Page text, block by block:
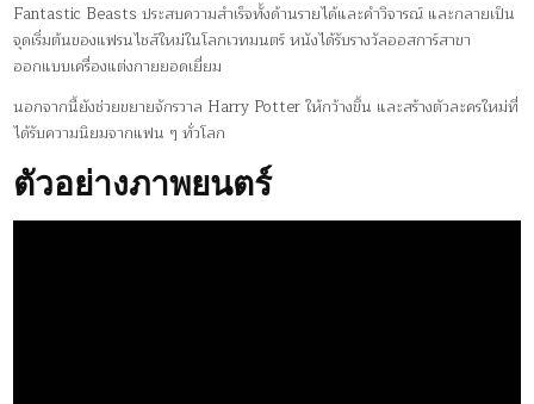
Fantastic Beasts ประสบความสำเร็จทั้งด้านรายได้และคำวิจารณ์ และกลายเป็น
จุดเริ่มต้นของแฟรนไชส์ใหม่ในโลกเวทมนตร์ หนังได้รับรางวัลออสการ์สาขา
ออกแบบเครื่องแต่งกายยอดเยี่ยม
นอกจากนี้ยังช่วยขยายจักรวาล Harry Potter ให้กว้างขึ้น และสร้างตัวละครใหม่ที่
ได้รับความนิยมจากแฟน ๆ ทั่วโลก
ตัวอย่างภาพยนตร์